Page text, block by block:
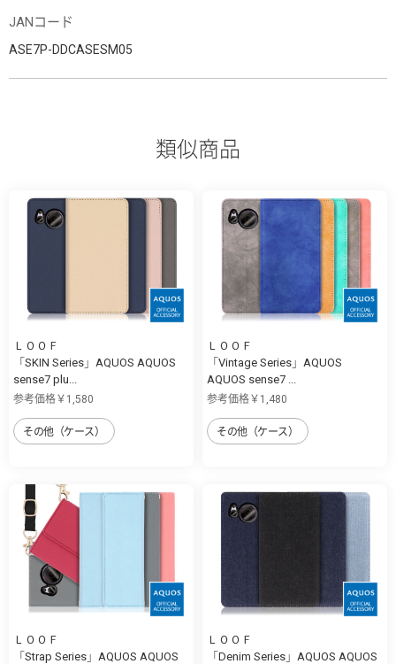
JANコード
ASE7P-DDCASESM05
類似商品
ＬＯＯＦ
「SKIN Series」AQUOS AQUOS
sense7 plu...
参考価格￥1,580
その他（ケース）
ＬＯＯＦ
「Vintage Series」AQUOS
AQUOS sense7 ...
参考価格￥1,480
その他（ケース）
ＬＯＯＦ
「Strap Series」AQUOS AQUOS
ＬＯＯＦ
「Denim Series」AQUOS AQUOS